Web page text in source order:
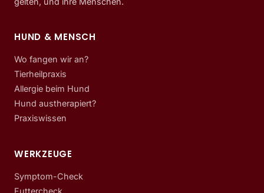
HUND & MENSCH
Wo fangen wir an?
Tierheilpraxis
Allergie beim Hund
Hund austherapiert?
Praxiswissen
WERKZEUGE
Symptom-Check
Futtercheck